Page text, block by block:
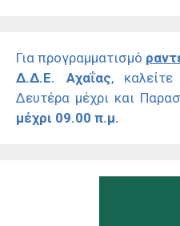
Για προγραμματισμό
Δ.Δ.Ε. Αχαΐας,
Δευτέρα μέχρι και
μέχρι 09.00 π.μ.